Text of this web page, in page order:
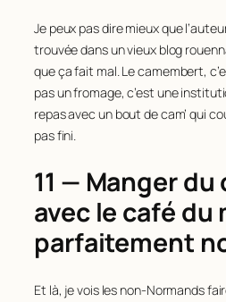
Je peux pas dire mieux que
trouvée dans un vieux blog
que ça fait mal. Le camembert,
pas un fromage, c’est une
repas avec un bout de cam’ qui
pas fini.
11 — Manger
avec le café du
parfaitement
Et là, je vois les non-Normands